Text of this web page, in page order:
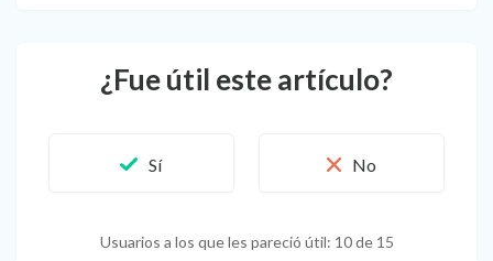
¿Fue útil este artículo?
Usuarios a los que les pareció útil: 10 de 15